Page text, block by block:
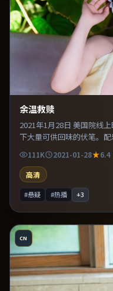
余温救赎
2021年1月28日 美国院线
下大量可供回味的伏笔。
易沉浸其中。推荐给偏爱
111K 2021-01-28
6.4
高清
#悬疑 #热播 +3
CN